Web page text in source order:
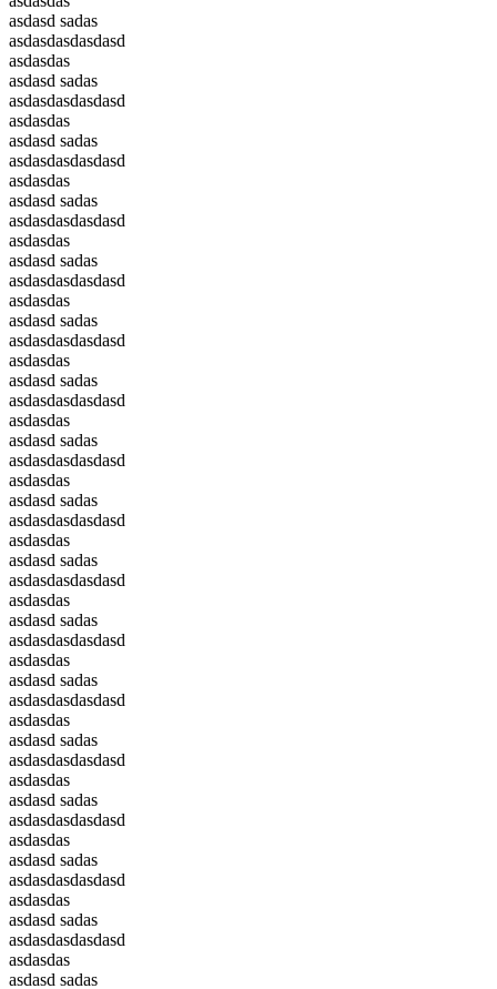
asdasd sadas
asdasdasdasdasd
asdasdas
asdasd sadas
asdasdasdasdasd
asdasdas
asdasd sadas
asdasdasdasdasd
asdasdas
asdasd sadas
asdasdasdasdasd
asdasdas
asdasd sadas
asdasdasdasdasd
asdasdas
asdasd sadas
asdasdasdasdasd
asdasdas
asdasd sadas
asdasdasdasdasd
asdasdas
asdasd sadas
asdasdasdasdasd
asdasdas
asdasd sadas
asdasdasdasdasd
asdasdas
asdasd sadas
asdasdasdasdasd
asdasdas
asdasd sadas
asdasdasdasdasd
asdasdas
asdasd sadas
asdasdasdasdasd
asdasdas
asdasd sadas
asdasdasdasdasd
asdasdas
asdasd sadas
asdasdasdasdasd
asdasdas
asdasd sadas
asdasdasdasdasd
asdasdas
asdasd sadas
asdasdasdasdasd
asdasdas
asdasd sadas